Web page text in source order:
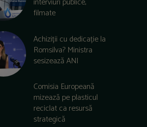
filmate
Achiziții cu dedicație la
Romsilva? Ministra
sesizează ANI
Comisia Europeană
mizează pe plasticul
reciclat ca resursă
strategică